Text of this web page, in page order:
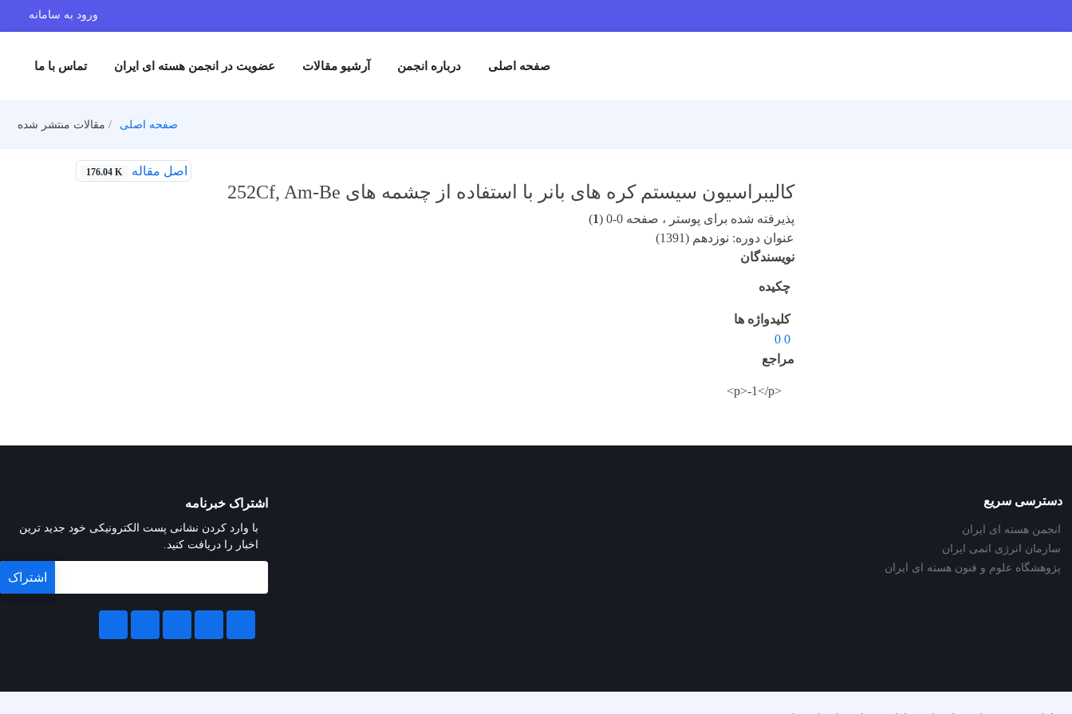
ورود به سامانه
صفحه اصلی درباره انجمن آرشیو مقالات عضویت در انجمن هسته ای ایران تماس با ما
صفحه اصلی مقالات منتشر شده
اصل مقاله 176.04 K
کالیبراسیون سیستم کره های بانر با استفاده از چشمه های 252Cf, Am-Be
پذیرفته شده برای پوستر ، صفحه 0-0 ( 1
)
عنوان دوره: نوزدهم (1391)
نویسندگان
چکیده
کلیدواژه ها
0 0
مراجع
<p>-1</p>
دسترسی سریع
انجمن هسته ای ایران
سازمان انرژی اتمی ایران
پژوهشگاه علوم و فنون هسته ای ایران
اشتراک خبرنامه
با وارد کردن نشانی پست الکترونیکی خود جدید ترین
اخبار را دریافت کنید.